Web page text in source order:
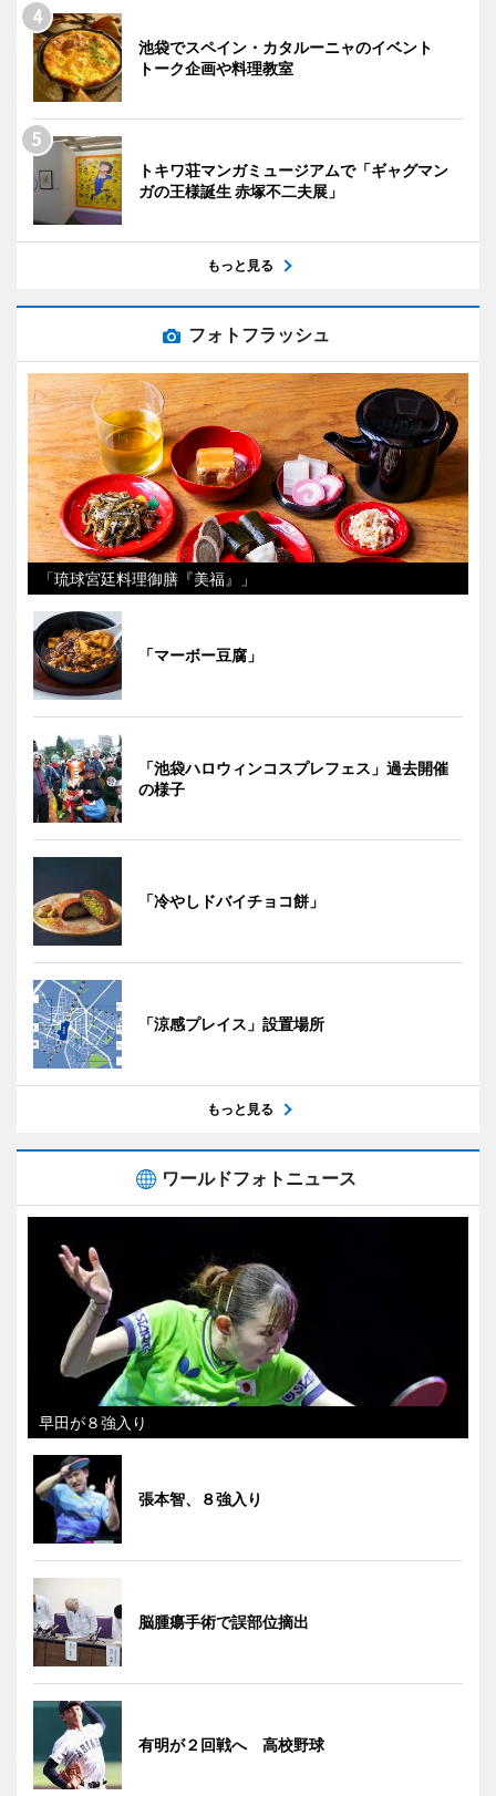
池袋でスペイン・カタルーニャのイベント
トーク企画や料理教室
トキワ荘マンガミュージアムで「ギャグマン
ガの王様誕生 赤塚不二夫展」
もっと見る
フォトフラッシュ
「琉球宮廷料理御膳『美福』」
「マーボー豆腐」
「池袋ハロウィンコスプレフェス」過去開催
の様子
「冷やしドバイチョコ餅」
「涼感プレイス」設置場所
もっと見る
ワールドフォトニュース
早田が８強入り
張本智、８強入り
脳腫瘍手術で誤部位摘出
有明が２回戦へ 高校野球